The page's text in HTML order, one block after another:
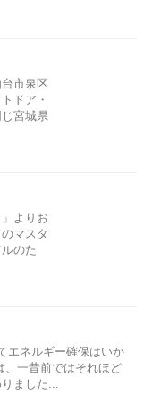
市泉区
ドア・
宮城県
よりお
マスタ
のた
エネルギー確保はいか
、一昔前ではそれほど
ました...